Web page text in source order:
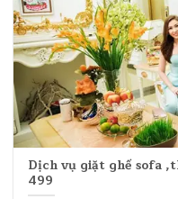
Dịch vụ giặt ghế sofa
499